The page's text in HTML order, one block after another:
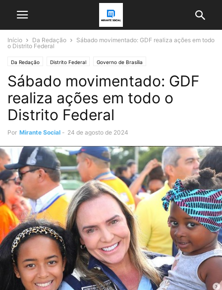
Início Da Redação
Sábado movimentado: GDF realiza ações em todo
o Distrito Federal
Da Redação Distrito Federal Governo de Brasília
Sábado movimentado: GDF
realiza ações em todo o
Distrito Federal
Por Mirante Social - 24 de agosto de 2024